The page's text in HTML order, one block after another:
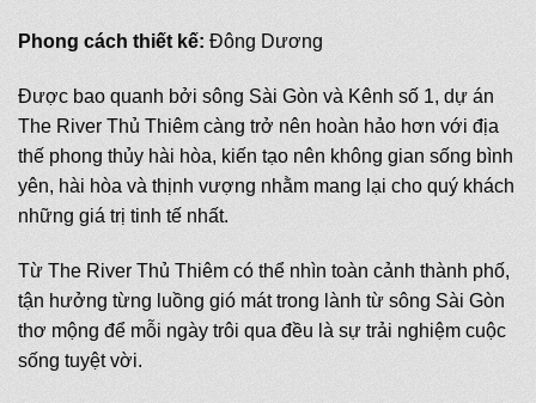
Phong cách thiết kế: Đông Dương
Được bao quanh bởi sông Sài Gòn và Kênh số 1, dự án
The River Thủ Thiêm càng trở nên hoàn hảo hơn với địa
thế phong thủy hài hòa, kiến tạo nên không gian sống bình
yên, hài hòa và thịnh vượng nhằm mang lại cho quý khách
những giá trị tinh tế nhất.
Từ The River Thủ Thiêm có thể nhìn toàn cảnh thành phố,
tận hưởng từng luồng gió mát trong lành từ sông Sài Gòn
thơ mộng để mỗi ngày trôi qua đều là sự trải nghiệm cuộc
sống tuyệt vời.